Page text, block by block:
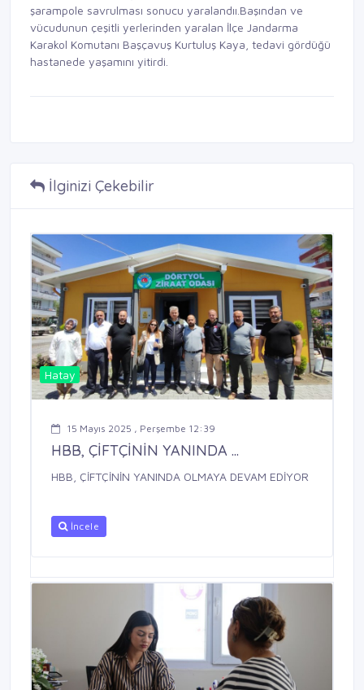
şarampole savrulması sonucu yaralandıı.Başından ve
vücudunun çeşitli yerlerinden yaralan İlçe Jandarma
Karakol Komutanı Başçavuş Kurtuluş Kaya, tedavi gördüğü
hastanede yaşamını yitirdi.
İlginizi Çekebilir
Hatay
15 Mayıs 2025 , Perşembe 12:39
HBB, ÇİFTÇİNİN YANINDA ...
HBB, ÇİFTÇİNİN YANINDA OLMAYA DEVAM EDİYOR
İncele